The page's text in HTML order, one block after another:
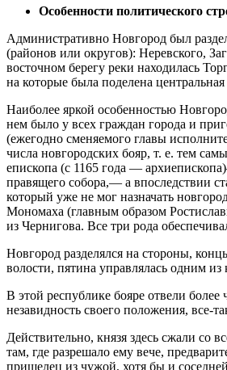
Особенности политического
Административно Новгород был
(районов или округов): Неревского,
восточном берегу реки находилась
на которые была поделена
Наиболее яркой особенностью
нем было у всех граждан города и
(ежегодно сменяемого главы
числа нов­городских бояр, т. е. тем
епископа (с 1165 года —
правящего собора,— а впоследствии
который уже не мог назначать
Мономаха (главным образом
из Чернигова. Все три рода
Новгород разделялся на стороны,
волости, пятина управлялась одним
В этой республике бояре отвели
незавидность своего положения, все-
Действительно, князя здесь сжали со
там, где разрешало ему вече,
пришелец из чужой, хотя бы и